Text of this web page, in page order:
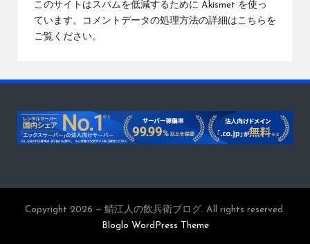
このサイトはスパムを低減するために Akismet を使っ
ています。
コメントデータの処理方法の詳細はこちらを
ご覧ください。
Copyright 2026 — 鯖江人の飲兵衛ブログ. All rights reserved.
Bloglo WordPress Theme